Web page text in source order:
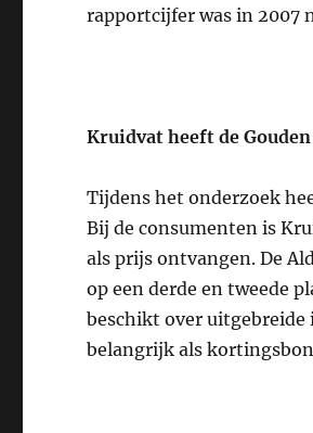
rapportcijfer was in 2007
Kruidvat heeft de
Tijdens het onderzoek
Bij de consumenten is
als prijs ontvangen. De
op een derde en tweede
beschikt over
belangrijk als